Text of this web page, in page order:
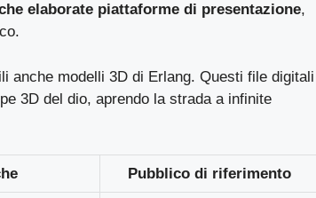
elaborate piattaforme di presentazione,
anche modelli 3D di Erlang. Questi file digitali
3D del dio, aprendo la strada a infinite
Pubblico di riferimento